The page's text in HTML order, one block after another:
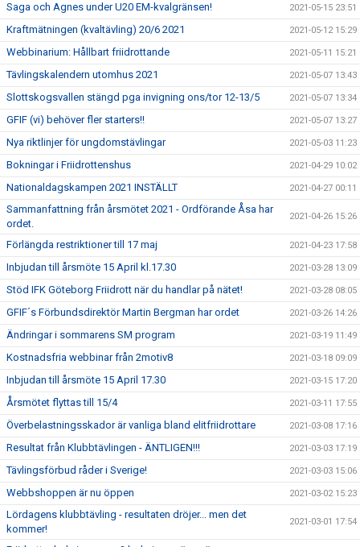
Saga och Agnes under U20 EM-kvalgränsen! 2021-05-15 23:51
Kraftmätningen (kvaltävling) 20/6 2021 2021-05-12 15:29
Webbinarium: Hållbart friidrottande 2021-05-11 15:21
Tävlingskalendern utomhus 2021 2021-05-07 13:43
Slottskogsvallen stängd pga invigning ons/tor 12-13/5 2021-05-07 13:34
GFIF (vi) behöver fler starters!! 2021-05-07 13:27
Nya riktlinjer för ungdomstävlingar 2021-05-03 11:23
Bokningar i Friidrottenshus 2021-04-29 10:02
Nationaldagskampen 2021 INSTÄLLT 2021-04-27 00:11
Sammanfattning från årsmötet 2021 - Ordförande Åsa har
ordet.
2021-04-26 15:26
Förlängda restriktioner till 17 maj 2021-04-23 17:58
Inbjudan till årsmöte 15 April kl.17.30 2021-03-28 13:09
Stöd IFK Göteborg Friidrott när du handlar på nätet! 2021-03-28 08:05
GFIF´s Förbundsdirektör Martin Bergman har ordet 2021-03-26 14:26
Ändringar i sommarens SM program 2021-03-19 11:49
Kostnadsfria webbinar från 2motiv8 2021-03-18 09:09
Inbjudan till årsmöte 15 April 17.30 2021-03-15 17:20
Årsmötet flyttas till 15/4 2021-03-11 17:55
Överbelastningsskador är vanliga bland elitfriidrottare 2021-03-08 17:16
Resultat från Klubbtävlingen - ÄNTLIGEN!!! 2021-03-03 17:19
Tävlingsförbud råder i Sverige! 2021-03-03 15:06
Webbshoppen är nu öppen 2021-03-02 15:23
Lördagens klubbtävling - resultaten dröjer... men det
kommer!
2021-03-01 17:54